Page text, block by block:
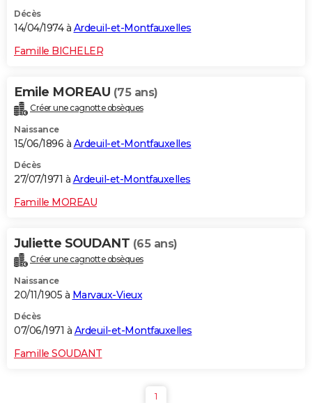
Décès
14/04/1974 à Ardeuil-et-Montfauxelles
Famille BICHELER
Emile MOREAU (75 ans)
Créer une cagnotte obsèques
Naissance
15/06/1896 à Ardeuil-et-Montfauxelles
Décès
27/07/1971 à Ardeuil-et-Montfauxelles
Famille MOREAU
Juliette SOUDANT (65 ans)
Créer une cagnotte obsèques
Naissance
20/11/1905 à Marvaux-Vieux
Décès
07/06/1971 à Ardeuil-et-Montfauxelles
Famille SOUDANT
1